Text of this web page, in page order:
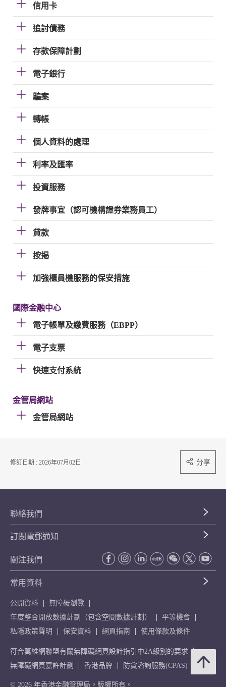
信用卡
追討債務
存款保障計劃
電子銀行
騙案
轉帳
個人資料的處理
利率及匯率
投資服務
發牌事宜（認可機構證券業務員工）
貸款
按揭
加強櫃員機服務的保安措施
國際金融中心
電子帳單及繳費服務（EBPP）
電子支票
快速支付系統
金管局網站
金管局網站
修訂日期 : 2026年07月02日 分享
聯絡我們
訂閱電郵通知
關注我們
常用資料
公開資料
無障礙瀏覽
年度整合開放數據計劃（包含空間數據計劃）
平等機會
私隱政策聲明
保安資料 網頁指南 使用條款及條件
符合萬維網聯盟有關無障礙網頁設計指引中2A級別的要求
無障礙網頁嘉許計劃
香港品牌 防貪諮詢服務(CPAS)
© 2026 年香港金融管理局。版權所有。